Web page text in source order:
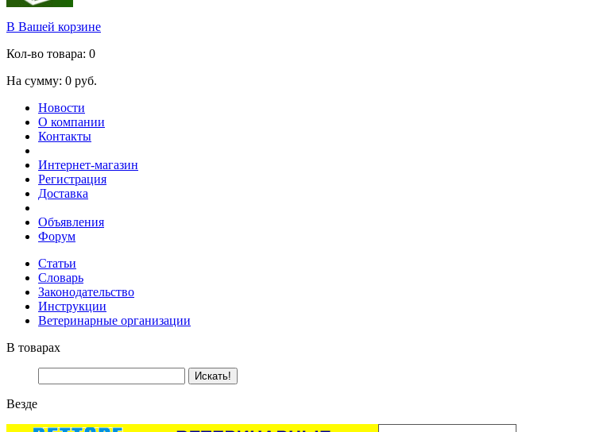
В Вашей корзине
Кол-во товара: 0
На сумму: 0 руб.
Новости
О компании
Контакты
Интернет-магазин
Регистрация
Доставка
Объявления
Форум
Статьи
Словарь
Законодательство
Инструкции
Ветеринарные организации
В товарах
Везде